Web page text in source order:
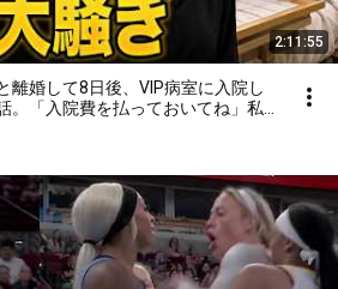
2:11:55
離婚して8日後、VIP病室に入院し
。「入院費を払っておいてね」私が
て、もう他人ですから」と答えた瞬
になった……。